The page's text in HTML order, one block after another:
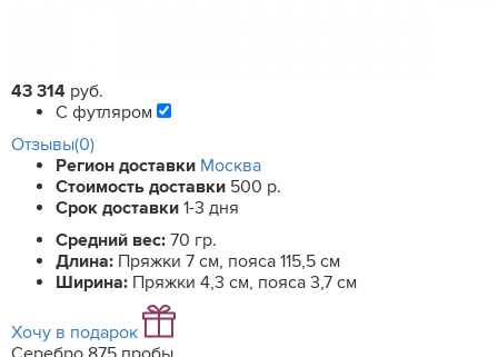
43 314 руб.
С футляром
Отзывы(0)
Регион доставки Москва
Стоимость доставки 500 р.
Срок доставки 1-3 дня
Средний вес: 70 гр.
Длина: Пряжки 7 см, пояса 115,5 см
Ширина: Пряжки 4,3 см, пояса 3,7 см
Хочу в подарок